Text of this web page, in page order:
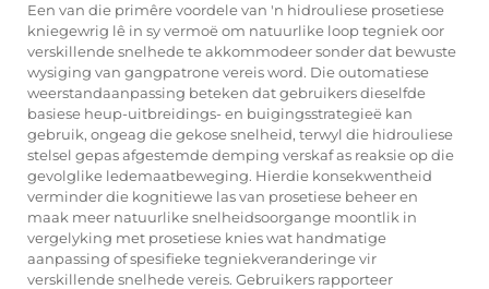
Een van die primêre voordele van 'n hidrouliese prosetiese
kniegewrig lê in sy vermoë om natuurlike loop tegniek oor
verskillende snelhede te akkommodeer sonder dat bewuste
wysiging van gangpatrone vereis word. Die outomatiese
weerstandaanpassing beteken dat gebruikers dieselfde
basiese heup-uitbreidings- en buigingsstrategieë kan
gebruik, ongeag die gekose snelheid, terwyl die hidrouliese
stelsel gepas afgestemde demping verskaf as reaksie op die
gevolglike ledemaatbeweging. Hierdie konsekwentheid
verminder die kognitiewe las van prosetiese beheer en
maak meer natuurlike snelheidsoorgange moontlik in
vergelyking met prosetiese knies wat handmatige
aanpassing of spesifieke tegniekveranderinge vir
verskillende snelhede vereis. Gebruikers rapporteer